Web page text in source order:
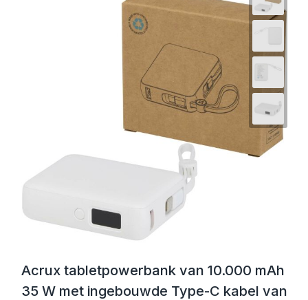
Acrux tabletpowerbank van 10.000 mAh
35 W met ingebouwde Type-C kabel van